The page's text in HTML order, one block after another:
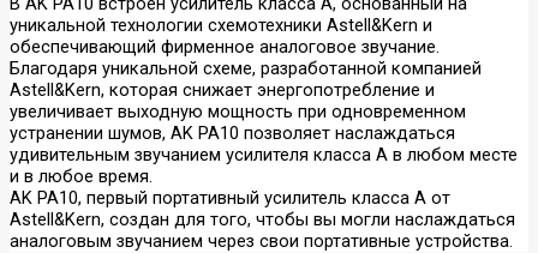
уникальной технологии схемотехники Astell&Kern и
обеспечивающий фирменное аналоговое звучание.
Благодаря уникальной схеме, разработанной компанией
Astell&Kern, которая снижает энергопотребление и
увеличивает выходную мощность при одновременном
устранении шумов, AK PA10 позволяет наслаждаться
удивительным звучанием усилителя класса А в любом месте
и в любое время.
AK PA10, первый портативный усилитель класса А от
Astell&Kern, создан для того, чтобы вы могли наслаждаться
аналоговым звучанием через свои портативные устройства.